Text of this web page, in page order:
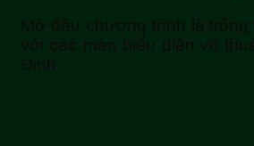
Mở đầu chương trình là trống
với các màn biểu diễn võ
Định.